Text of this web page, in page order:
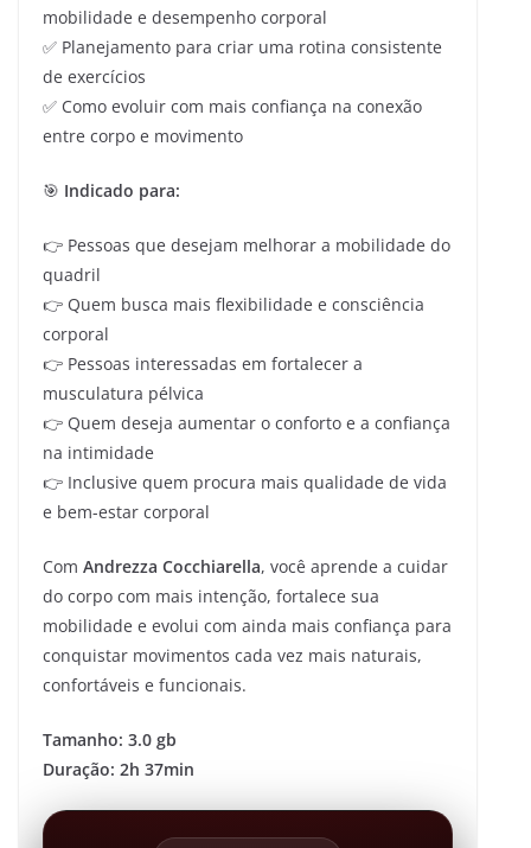
mobilidade e desempenho corporal
✅ Planejamento para criar uma rotina consistente
de exercícios
✅ Como evoluir com mais confiança na conexão
entre corpo e movimento
🎯 Indicado para:
👉 Pessoas que desejam melhorar a mobilidade do
quadril
👉 Quem busca mais flexibilidade e consciência
corporal
👉 Pessoas interessadas em fortalecer a
musculatura pélvica
👉 Quem deseja aumentar o conforto e a confiança
na intimidade
👉 Inclusive quem procura mais qualidade de vida
e bem-estar corporal
Com Andrezza Cocchiarella, você aprende a cuidar
do corpo com mais intenção, fortalece sua
mobilidade e evolui com ainda mais confiança para
conquistar movimentos cada vez mais naturais,
confortáveis e funcionais.
Tamanho: 3.0 gb
Duração: 2h 37min